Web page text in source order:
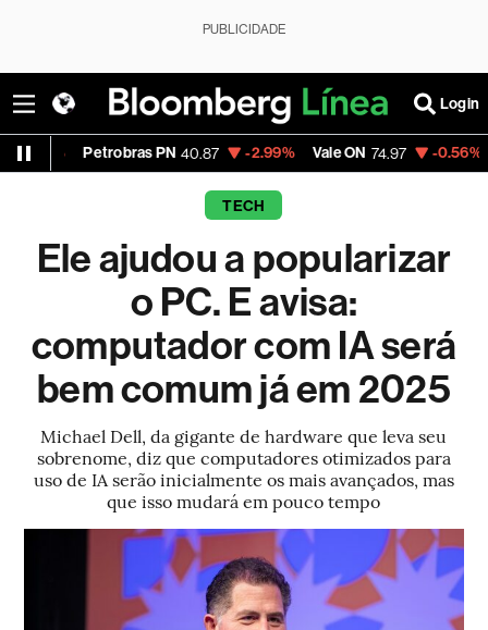
PUBLICIDADE
Login
PN 40.87 -2.99% Vale ON 74.97 -0.56% Itaú PN
TECH
Ele ajudou a popularizar
o PC. E avisa:
computador com IA será
bem comum já em 2025
Michael Dell, da gigante de hardware que leva seu
sobrenome, diz que computadores otimizados para
uso de IA serão inicialmente os mais avançados, mas
que isso mudará em pouco tempo